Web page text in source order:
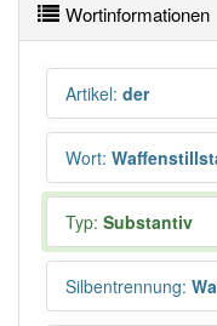
Wortinformationen
Artikel: der
Wort:
Typ: Substantiv
Silbentrennung: